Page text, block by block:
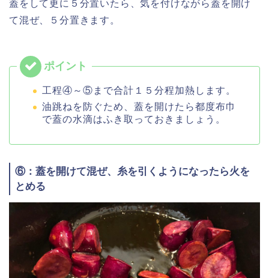
蓋をして更に５分置いたら、気を付けながら蓋を開け
て混ぜ、５分置きます。
工程④～⑤まで合計１５分程加熱します。
油跳ねを防ぐため、蓋を開けたら都度布巾
で蓋の水滴はふき取っておきましょう。
⑥：蓋を開けて混ぜ、糸を引くようになったら火を
とめる